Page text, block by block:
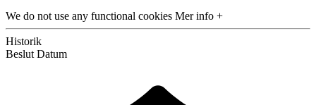
We do not use any functional cookies Mer info +
Historik
Beslut Datum